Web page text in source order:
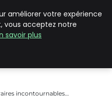
incontournables…
améliorer votre expérience
vous acceptez notre
savoir plus